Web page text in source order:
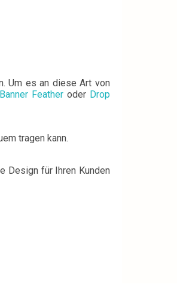
Um es an diese Art von
Feather oder Drop
tragen kann.
Design für Ihren Kunden